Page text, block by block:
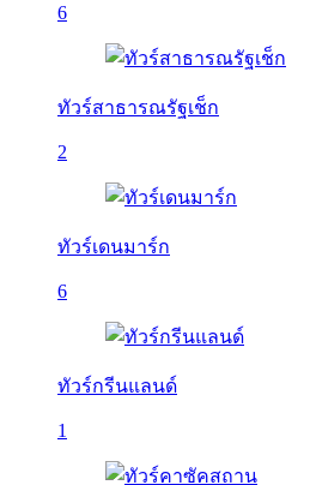
6
ทัวร์สาธารณรัฐเช็ก
2
ทัวร์เดนมาร์ก
6
ทัวร์กรีนแลนด์
1